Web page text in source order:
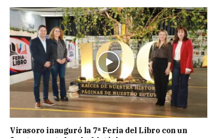
Virasoro inauguró la 7ª Feria del Libro con un